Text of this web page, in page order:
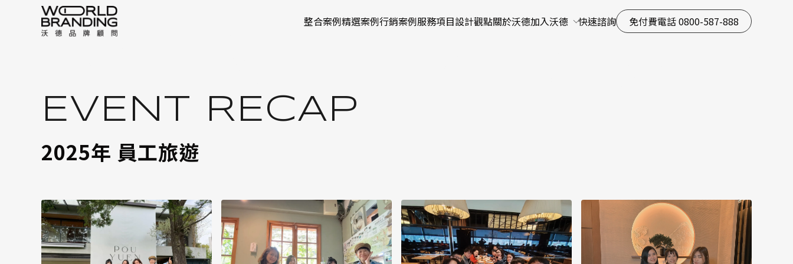
整合案例精選案例行銷案例服務項目設計觀點關於沃德加入沃德 快速諮詢 免付費電話 0800-587-888
EVENT RECAP
EVENT RECAP
2025年 員工旅遊